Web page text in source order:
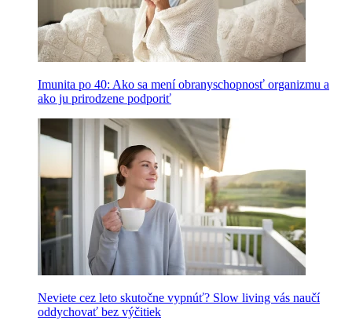
Imunita po 40: Ako sa mení obranyschopnosť organizmu a
ako ju prirodzene podporiť
Neviete cez leto skutočne vypnúť? Slow living vás naučí
oddychovať bez výčitiek